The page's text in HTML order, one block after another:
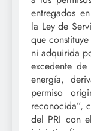
entregados
la Ley de
que
ni adquirida
excedente
energía,
permiso
reconocida”,
del PRI con